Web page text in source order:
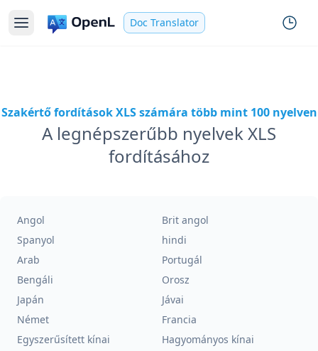
Doc Translator
Szakértő fordítások XLS számára több mint 100 nyelven
A legnépszerűbb nyelvek XLS
fordításához
Angol
Brit angol
Spanyol
hindi
Arab
Portugál
Bengáli
Orosz
Japán
Jávai
Német
Francia
Egyszerűsített kínai
Hagyományos kínai